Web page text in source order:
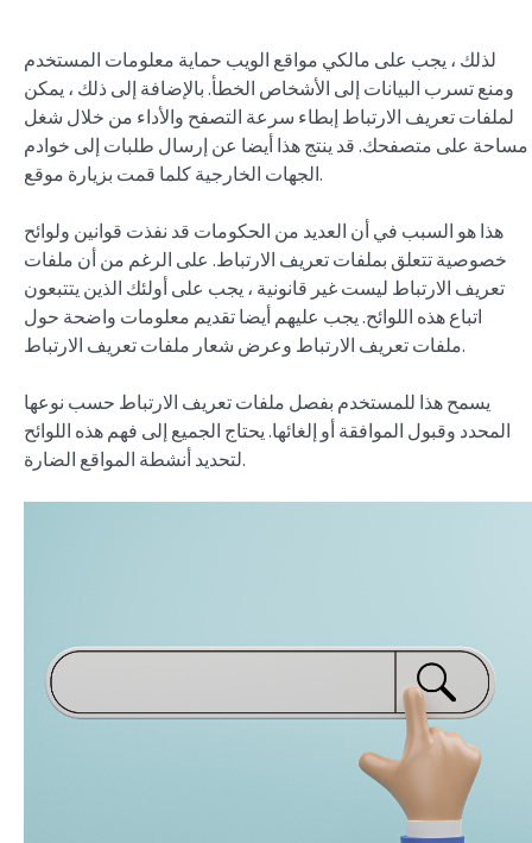
لذلك ، يجب على مالكي مواقع الويب حماية معلومات المستخدم
ومنع تسرب البيانات إلى الأشخاص الخطأ. بالإضافة إلى ذلك ، يمكن
لملفات تعريف الارتباط إبطاء سرعة التصفح والأداء من خلال شغل
مساحة على متصفحك. قد ينتج هذا أيضا عن إرسال طلبات إلى خوادم
الجهات الخارجية كلما قمت بزيارة موقع.
هذا هو السبب في أن العديد من الحكومات قد نفذت قوانين ولوائح
خصوصية تتعلق بملفات تعريف الارتباط. على الرغم من أن ملفات
تعريف الارتباط ليست غير قانونية ، يجب على أولئك الذين يتتبعون
اتباع هذه اللوائح. يجب عليهم أيضا تقديم معلومات واضحة حول
ملفات تعريف الارتباط وعرض شعار ملفات تعريف الارتباط.
يسمح هذا للمستخدم بفصل ملفات تعريف الارتباط حسب نوعها
المحدد وقبول الموافقة أو إلغائها. يحتاج الجميع إلى فهم هذه اللوائح
لتحديد أنشطة المواقع الضارة.